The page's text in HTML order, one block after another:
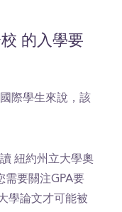
的入學要
際學生來說，該
紐約州立大學奧
需要關注GPA要
學論文才可能被